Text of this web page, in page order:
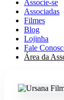
Associe-se
Associadas
Filmes
Blog
Lojinha
Fale
Área da